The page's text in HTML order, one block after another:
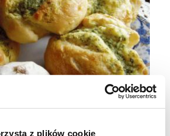
z plików cookie